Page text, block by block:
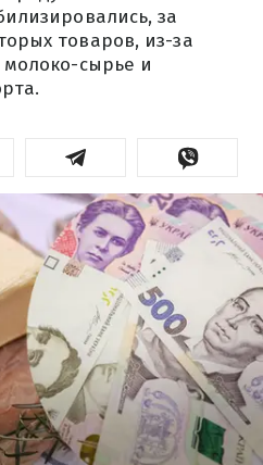
за
товаров, из-за
сырье и